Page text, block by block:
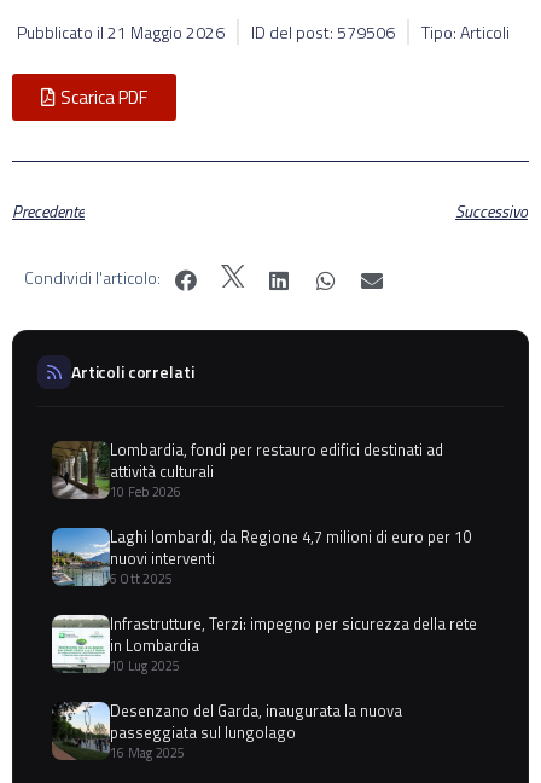
Pubblicato il21 Maggio 2026 ID del post: 579506 Tipo: Articoli
Scarica PDF
Precedente Successivo
Condividi l'articolo:
Articoli correlati
Lombardia, fondi per restauro edifici destinati ad
attività culturali
10 Feb 2026
Laghi lombardi, da Regione 4,7 milioni di euro per 10
nuovi interventi
6 Ott 2025
Infrastrutture, Terzi: impegno per sicurezza della rete
in Lombardia
10 Lug 2025
Desenzano del Garda, inaugurata la nuova
passeggiata sul lungolago
16 Mag 2025